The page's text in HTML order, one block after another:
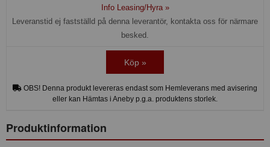
Info Leasing/Hyra »
Leveranstid ej fastställd på denna leverantör, kontakta oss för närmare
besked.
Köp »
OBS! Denna produkt levereras endast som Hemleverans med avisering
eller kan Hämtas i Aneby p.g.a. produktens storlek.
Produktinformation